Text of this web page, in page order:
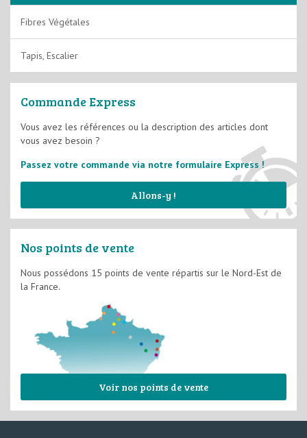
Fibres Végétales
Tapis, Escalier
Commande Express
Vous avez les références ou la description des articles dont
vous avez besoin ?
Passez votre commande via notre formulaire Express !
Allons-y !
Nos points de vente
Nous possédons 15 points de vente répartis sur le Nord-Est de
la France.
Voir nos points de vente